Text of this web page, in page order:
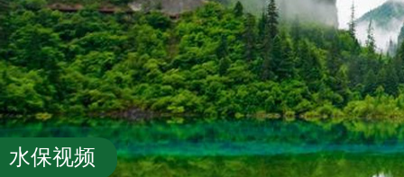
水保视频